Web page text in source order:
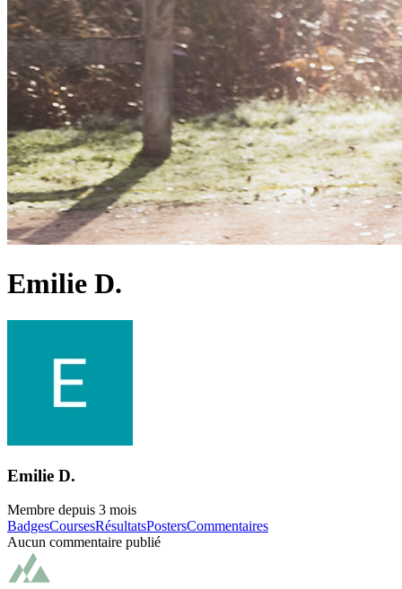
Emilie D.
Emilie D.
Membre depuis 3 mois
BadgesCoursesRésultatsPostersCommentaires
Aucun commentaire publié